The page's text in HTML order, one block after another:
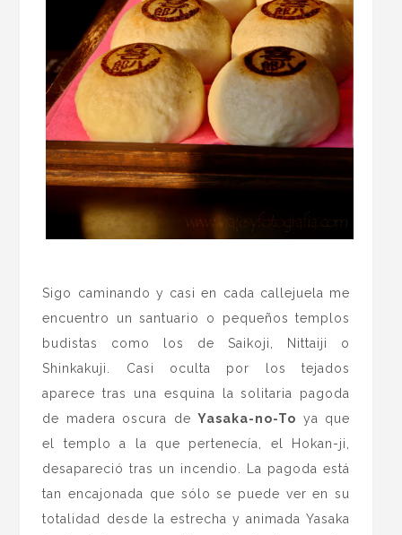
Sigo caminando y casi en cada callejuela me
encuentro un santuario o pequeños templos
budistas como los de Saikoji, Nittaiji o
Shinkakuji. Casi oculta por los tejados
aparece tras una esquina la solitaria pagoda
de madera oscura deYasaka-no-To ya que
el templo a la que pertenecía, el Hokan-ji,
desapareció tras un incendio. La pagoda está
tan encajonada que sólo se puede ver en su
totalidad desde la estrecha y animada Yasaka